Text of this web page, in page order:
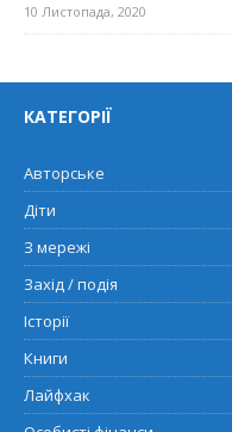
10 Листопада, 2020
КАТЕГОРІЇ
Авторське
Діти
З мережі
Захід / подія
Історії
Книги
Лайфхак